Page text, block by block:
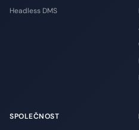
Headless DMS
SPOLEČNOST